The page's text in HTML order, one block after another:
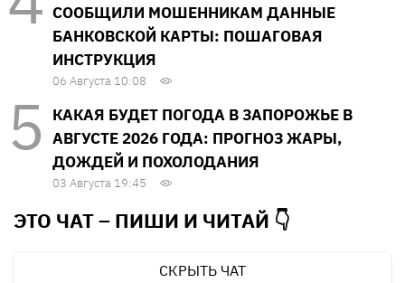
СООБЩИЛИ МОШЕННИКАМ ДАННЫЕ
БАНКОВСКОЙ КАРТЫ: ПОШАГОВАЯ
ИНСТРУКЦИЯ
06 Августа 10:08
КАКАЯ БУДЕТ ПОГОДА В ЗАПОРОЖЬЕ В
АВГУСТЕ 2026 ГОДА: ПРОГНОЗ ЖАРЫ,
ДОЖДЕЙ И ПОХОЛОДАНИЯ
03 Августа 19:45
ЭТО ЧАТ – ПИШИ И ЧИТАЙ 👇
СКРЫТЬ ЧАТ